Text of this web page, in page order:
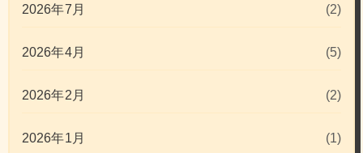
2026年7月 (2)
2026年4月 (5)
2026年2月 (2)
2026年1月 (1)